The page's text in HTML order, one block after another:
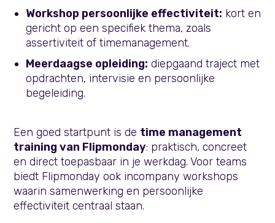
Workshop persoonlijke effectiviteit: kort en
gericht op een specifiek thema, zoals
assertiviteit of timemanagement.
Meerdaagse opleiding: diepgaand traject met
opdrachten, intervisie en persoonlijke
begeleiding.
Een goed startpunt is de time management
training van Flipmonday: praktisch, concreet
en direct toepasbaar in je werkdag. Voor teams
biedt Flipmonday ook incompany workshops
waarin samenwerking en persoonlijke
effectiviteit centraal staan.